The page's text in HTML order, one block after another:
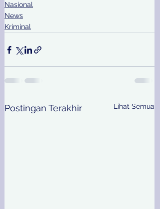
Nasional
News
Kriminal
Postingan Terakhir Lihat Semua